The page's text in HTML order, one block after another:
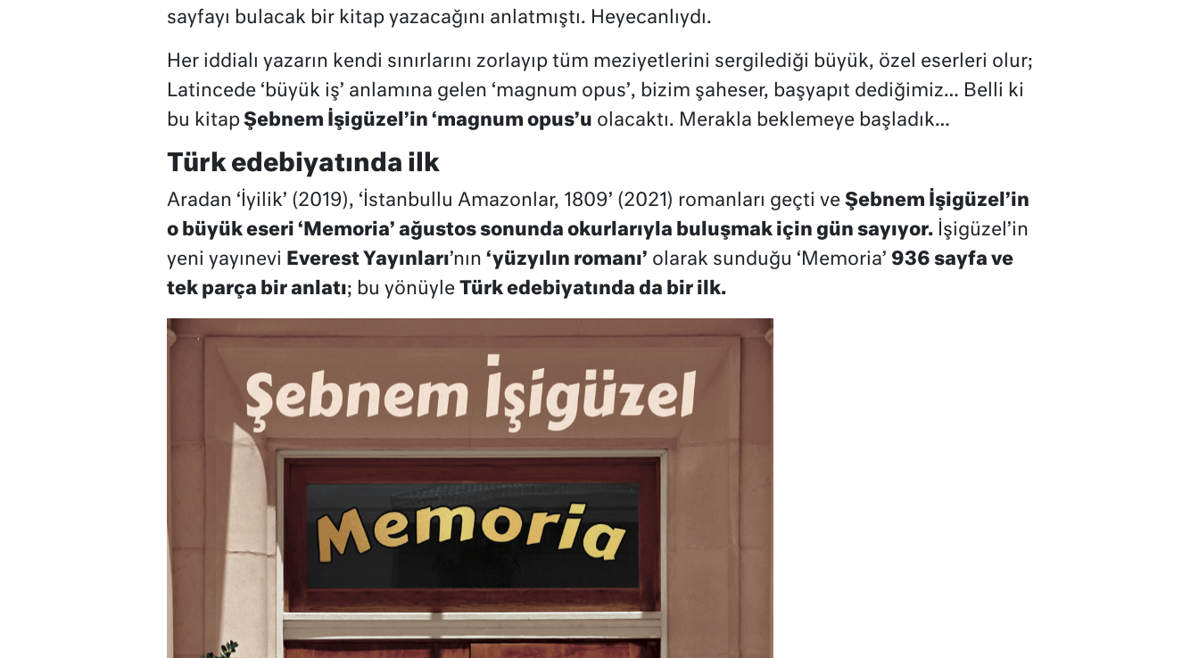
sayfayı bulacak bir kitap yazacağını anlatmıştı. Heyecanlıydı.
Her iddialı yazarın kendi sınırlarını zorlayıp tüm meziyetlerini sergilediği büyük, özel eserleri olur;
Latincede ‘büyük iş’ anlamına gelen ‘magnum opus’, bizim şaheser, başyapıt dediğimiz… Belli ki
bu kitapŞebnem İşigüzel’in ‘magnum opus’u olacaktı. Merakla beklemeye başladık…
Türk edebiyatında ilk
Aradan ‘İyilik’ (2019), ‘İstanbullu Amazonlar, 1809’ (2021) romanları geçti ve Şebnem İşigüzel’in
o büyük eseri ‘Memoria’ ağustos sonunda okurlarıyla buluşmak için gün sayıyor.İşigüzel’in
yeni yayınevi Everest Yayınları’nın ‘yüzyılın romanı’ olarak sunduğu ‘Memoria’ 936 sayfa ve
tek parça bir anlatı; bu yönüyle Türk edebiyatında da bir ilk.